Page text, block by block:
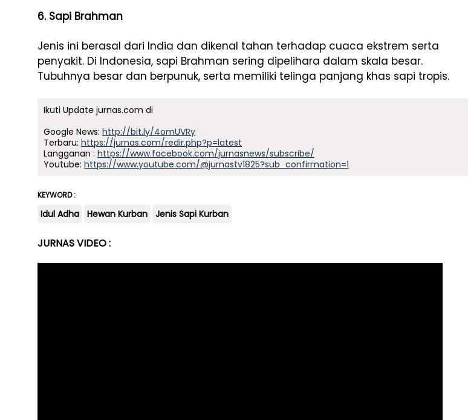
6. Sapi Brahman
Jenis ini berasal dari India dan dikenal tahan terhadap cuaca ekstrem serta
penyakit. Di Indonesia, sapi Brahman sering dipelihara dalam skala besar.
Tubuhnya besar dan berpunuk, serta memiliki telinga panjang khas sapi tropis.
Ikuti Update jurnas.com di
Google News: http://bit.ly/4omUVRy
Terbaru: https://jurnas.com/redir.php?p=latest
Langganan : https://www.facebook.com/jurnasnews/subscribe/
Youtube: https://www.youtube.com/@jurnastv1825?sub_confirmation=1
KEYWORD :
Idul Adha Hewan Kurban Jenis Sapi Kurban
JURNAS VIDEO :